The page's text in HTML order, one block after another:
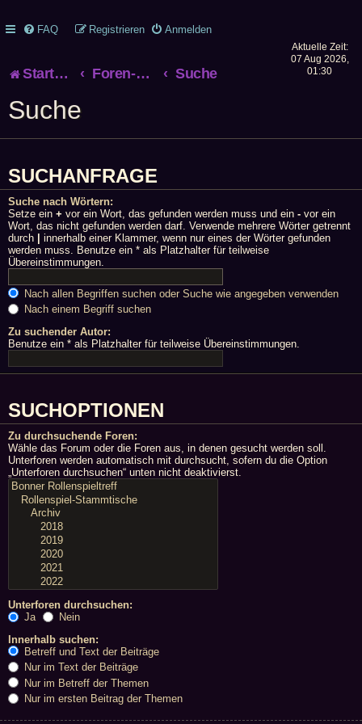
FAQ Anmelden
Registrieren
Startseite Foren-Übersicht Suche
Aktuelle Zeit:
07 Aug 2026,
01:30
Suche
SUCHANFRAGE
Suche nach Wörtern:
Setze ein + vor ein Wort, das gefunden werden muss und ein - vor ein
Wort, das nicht gefunden werden darf. Verwende mehrere Wörter getrennt
durch | innerhalb einer Klammer, wenn nur eines der Wörter gefunden
werden muss. Benutze ein * als Platzhalter für teilweise
Übereinstimmungen.
Nach allen Begriffen suchen oder Suche wie angegeben verwenden
Nach einem Begriff suchen
Zu suchender Autor:
Benutze ein * als Platzhalter für teilweise Übereinstimmungen.
SUCHOPTIONEN
Zu durchsuchende Foren:
Wähle das Forum oder die Foren aus, in denen gesucht werden soll.
Unterforen werden automatisch mit durchsucht, sofern du die Option
„Unterforen durchsuchen“ unten nicht deaktivierst.
Unterforen durchsuchen:
Ja
Nein
Innerhalb suchen:
Betreff und Text der Beiträge
Nur im Text der Beiträge
Nur im Betreff der Themen
Nur im ersten Beitrag der Themen